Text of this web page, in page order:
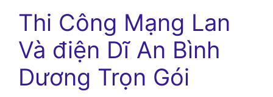
Thi Công Mạng Lan
Và điện Dĩ An Bình
Dương Trọn Gói